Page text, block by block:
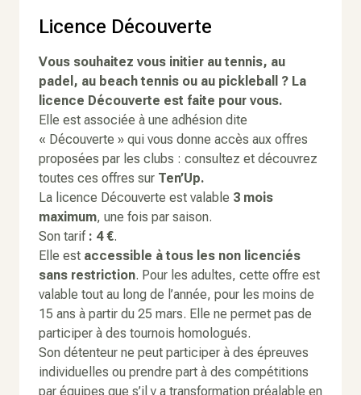
Licence Découverte
Vous souhaitez vous initier au tennis, au
padel, au beach tennis ou au pickleball ? La
licence Découverte est faite pour vous.
Elle est associée à une adhésion dite
« Découverte » qui vous donne accès aux offres
proposées par les clubs : consultez et découvrez
toutes ces offres sur Ten’Up.
La licence Découverte est valable 3 mois
maximum, une fois par saison.
Son tarif : 4 €.
Elle est accessible à tous les non licenciés
sans restriction. Pour les adultes, cette offre est
valable tout au long de l’année, pour les moins de
15 ans à partir du 25 mars. Elle ne permet pas de
participer à des tournois homologués.
Son détenteur ne peut participer à des épreuves
individuelles ou prendre part à des compétitions
par équipes que s’il y a transformation préalable en